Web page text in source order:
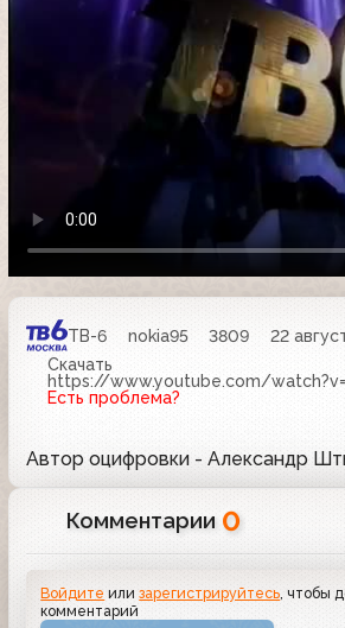
ТВ-6 nokia95 3809
22
Скачать
https://www.youtube.com/
Есть проблема?
Автор оцифровки - Александр
Комментарии 0
Войдите илизарегистрируйтесь, чтобы
комментарий